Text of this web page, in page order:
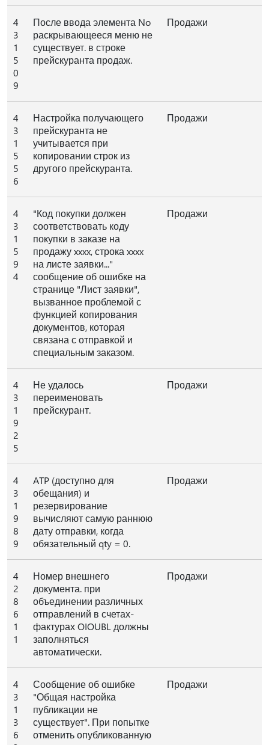
4
3
1
5
0
9
После ввода элемента No
раскрывающееся меню не
существует. в строке
прейскуранта продаж.
Продажи
4
3
1
5
5
6
Настройка получающего
прейскуранта не
учитывается при
копировании строк из
другого прейскуранта.
Продажи
4
3
1
5
9
4
"Код покупки должен
соответствовать коду
покупки в заказе на
продажу xxxx, строка xxxx
на листе заявки..."
сообщение об ошибке на
странице "Лист заявки",
вызванное проблемой с
функцией копирования
документов, которая
связана с отправкой и
специальным заказом.
Продажи
4
3
1
9
2
5
Не удалось
переименовать
прейскурант.
Продажи
4
3
1
9
8
9
ATP (доступно для
обещания) и
резервирование
вычисляют самую раннюю
дату отправки, когда
обязательный qty = 0.
Продажи
4
2
8
6
1
1
Номер внешнего
документа. при
объединении различных
отправлений в счетах-
фактурах OIOUBL должны
заполняться
автоматически.
Продажи
4
3
1
3
6
Сообщение об ошибке
"Общая настройка
публикации не
существует". При попытке
отменить опубликованную
Продажи